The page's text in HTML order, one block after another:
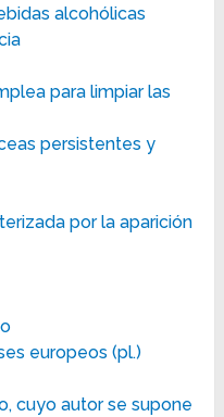
alcohólicas
para limpiar las
persistentes y
por la aparición
europeos (pl.)
cuyo autor se supone